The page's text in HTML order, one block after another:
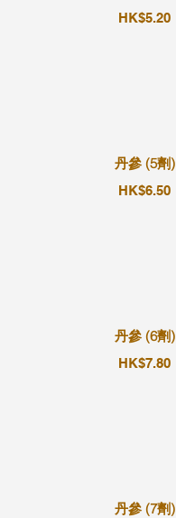
HK$5.20
丹參 (5劑)
HK$6.50
丹參 (6劑)
HK$7.80
丹參 (7劑)